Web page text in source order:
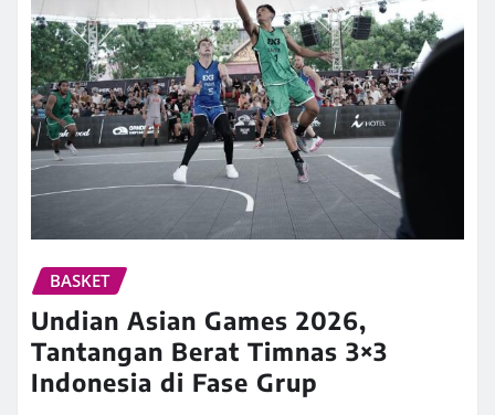
BASKET
Undian Asian Games 2026,
Tantangan Berat Timnas 3×3
Indonesia di Fase Grup